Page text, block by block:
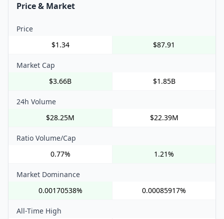
Price & Market
Price
$1.34
$87.91
Market Cap
$3.66B
$1.85B
24h Volume
$28.25M
$22.39M
Ratio Volume/Cap
0.77%
1.21%
Market Dominance
0.00170538%
0.00085917%
All-Time High